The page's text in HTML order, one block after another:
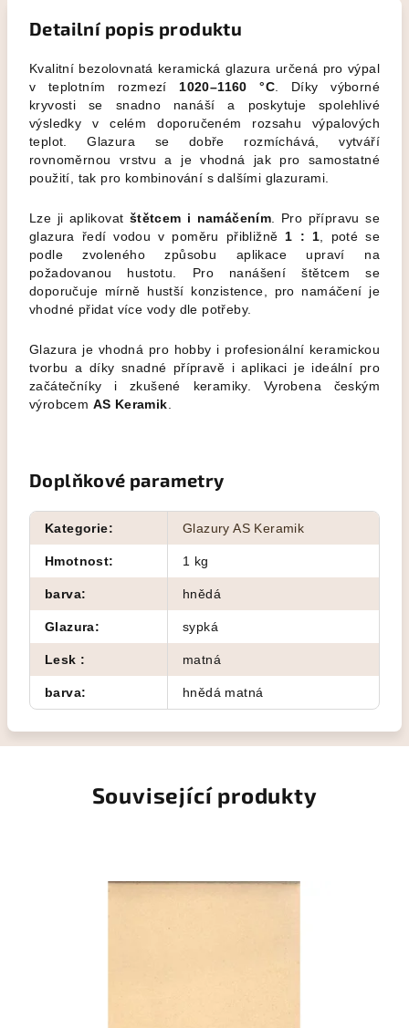
Detailní popis produktu
Kvalitní bezolovnatá keramická glazura určená pro výpal
v teplotním rozmezí 1020–1160 °C . Díky výborné
kryvosti se snadno nanáší a poskytuje spolehlivé
výsledky v celém doporučeném rozsahu výpalových
teplot. Glazura se dobře rozmíchává, vytváří
rovnoměrnou vrstvu a je vhodná jak pro samostatné
použití, tak pro kombinování s dalšími glazurami.
Lze ji aplikovat štětcem i namáčením . Pro přípravu se
glazura ředí vodou v poměru přibližně 1 : 1 , poté se
podle zvoleného způsobu aplikace upraví na
požadovanou hustotu. Pro nanášení štětcem se
doporučuje mírně hustší konzistence, pro namáčení je
vhodné přidat více vody dle potřeby.
Glazura je vhodná pro hobby i profesionální keramickou
tvorbu a díky snadné přípravě i aplikaci je ideální pro
začátečníky i zkušené keramiky. Vyrobena českým
výrobcem AS Keramik
Doplňkové parametry
Kategorie: Glazury AS Keramik
Hmotnost: 1 kg
barva: hnědá
Glazura: sypká
Lesk : matná
barva: hnědá matná
Související produkty